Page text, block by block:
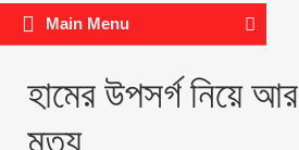
Main Menu
হামের উপসর্গ নিয়ে
মৃত্যু